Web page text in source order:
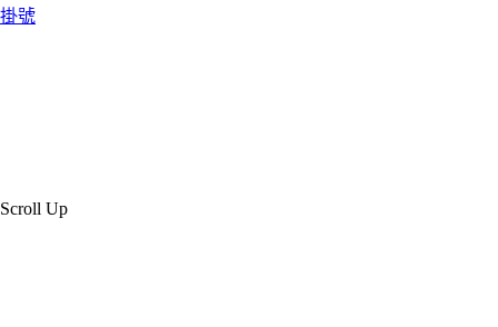
掛號
Scroll Up